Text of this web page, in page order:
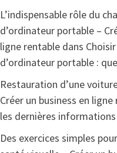
L’indispensable rôle du
d’ordinateur portable –
ligne rentabledans
d’ordinateur portable :
Restauration d’une
Créer un business en
les dernières
Des exercices simples